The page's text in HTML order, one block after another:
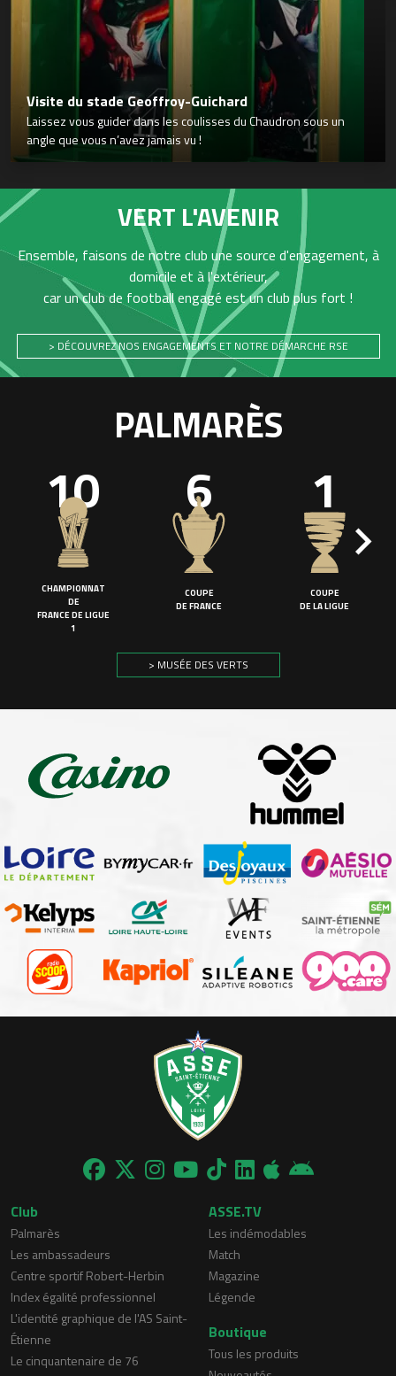
Visite du stade Geoffroy-Guichard
Laissez vous guider dans les coulisses du Chaudron sous un
angle que vous n’avez jamais vu !
VERT L'AVENIR
Ensemble, faisons de notre club une source d'engagement, à
domicile et à l'extérieur,
car un club de football engagé est un club plus fort !
> DÉCOUVREZ NOS ENGAGEMENTS ET NOTRE DÉMARCHE RSE
PALMARÈS
10
CHAMPIONNAT
DE
FRANCE DE LIGUE
1
6
COUPE
DE FRANCE
1
COUPE
DE LA LIGUE
> MUSÉE DES VERTS
Club
Palmarès
Les ambassadeurs
Centre sportif Robert-Herbin
Index égalité professionnel
L'identité graphique de l'AS Saint-
Étienne
Le cinquantenaire de 76
ASSE.TV
Les indémodables
Match
Magazine
Légende
Boutique
Tous les produits